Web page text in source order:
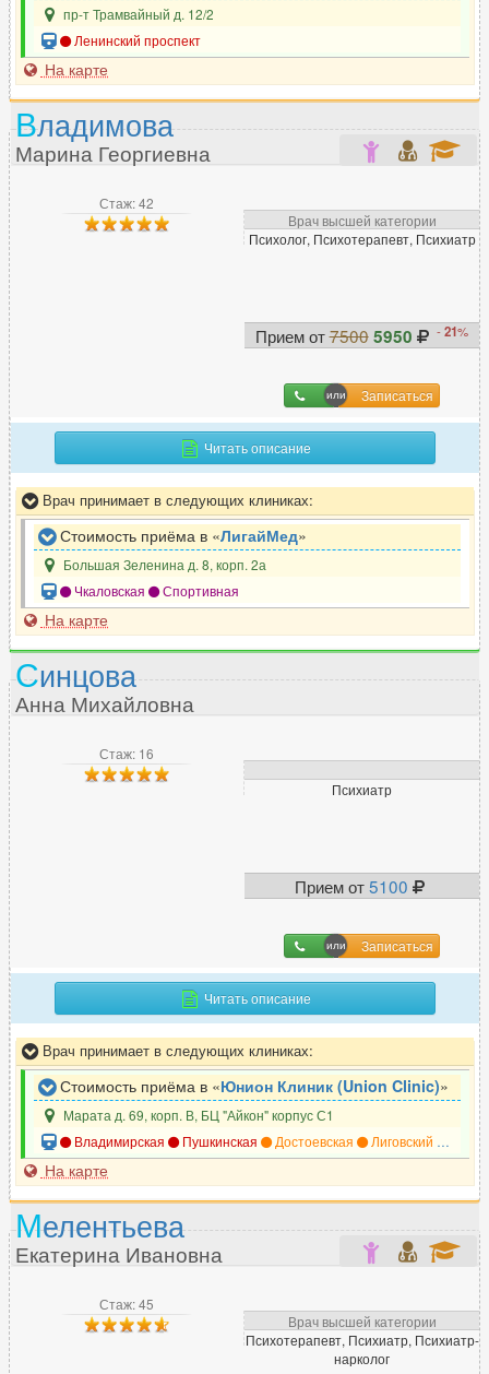
Нейрохирург
Неонатолог
Нефролог
Нутрициолог 30
Окулист (офтальмолог) 248
149
157
Педиатр 281
Пластический хирург
Подолог
Проктолог
Профпатолог
Психиатр
Психиатр-нарколог 84
Психолог 715
Психотерапевт
34
52
119
Рефлексотерапевт 104
С
Сексолог 31
Сомнолог
Спортивный врач 16
Стоматолог 1879
Сурдолог 10
пр-т Трамвайный д. 12/2
Ленинский проспект
На карте
Стаж: 42
Врач высшей категории
Психолог, Психотерапевт, Психиатр
Прием от7500 5950 -21%
Записаться
Владимова
Марина Георгиевна
Читать описание
Врач принимает в следующих клиниках:
Стоимость приёма в «ЛигайМед»
Большая Зеленина д. 8, корп. 2а
Чкаловская
Спортивная
На карте
Стаж: 16
Психиатр
Прием от5100
Записаться
Синцова
Анна Михайловна
Читать описание
Врач принимает в следующих клиниках:
Стоимость приёма в «Юнион Клиник (Union Clinic)»
Марата д. 69, корп. В, БЦ "Айкон" корпус С1
Владимирская
Пушкинская Достоевская Лиговский проспект
На карте
Стаж: 45
Врач высшей категории
Психотерапевт, Психиатр, Психиатр-
нарколог
Мелентьева
Екатерина Ивановна